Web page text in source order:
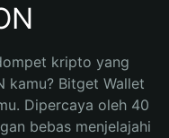
kripto yang
kamu? Bitget Wallet
Dipercaya oleh 40
bebas menjelajahi